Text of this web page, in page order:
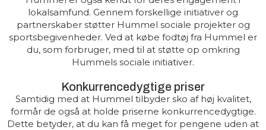
lokalsamfund. Gennem forskellige initiativer og
partnerskaber støtter Hummel sociale projekter og
sportsbegivenheder. Ved at købe fodtøj fra Hummel er
du, som forbruger, med til at støtte op omkring
Hummels sociale initiativer.
Konkurrencedygtige priser
Samtidig med at Hummel tilbyder sko af høj kvalitet,
formår de også at holde priserne konkurrencedygtige.
Dette betyder, at du kan få meget for pengene uden at